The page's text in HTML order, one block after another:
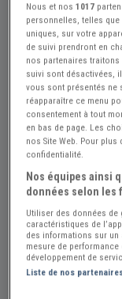
AD-
Contact
www.ad-
PREPARATEUR
SUPERCARS
échappement sur
KLINE-EXHAUST,
pièces en
automobiles pour
PORSCHE,
SPORT, BMW M,
Nous et nos1017
personnelles, telles
uniques, sur votre
de suivi prendront en
nos partenaires
suivi sont désactivées,
vous sont présentés ne
réapparaître ce menu
consentement à tout
en bas de page. Les
nos Site Web. Pour
confidentialité.
Nos équipes ainsi
données selon les
Utiliser des données
caractéristiques de
des informations sur
mesure de
développement de
Liste de nos